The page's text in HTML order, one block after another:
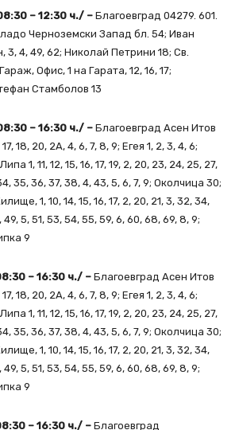
– 12:30 ч./ – Благоевград 04279. 601.
Черноземски Запад бл. 54; Иван
3, 4, 49, 62; Николай Петрини 18; Св.
Офис, 1 на Гарата, 12, 16, 17;
Стамболов 13
– 16:30 ч./ – Благоевград Асен Итов
17, 18, 20, 2А, 4, 6, 7, 8, 9; Егея 1, 2, 3, 4, 6;
1, 11, 12, 15, 16, 17, 19, 2, 20, 23, 24, 25, 27,
35, 36, 37, 38, 4, 43, 5, 6, 7, 9; Околчица 30;
1, 10, 14, 15, 16, 17, 2, 20, 21, 3, 32, 34,
5, 51, 53, 54, 55, 59, 6, 60, 68, 69, 8, 9;
9
– 16:30 ч./ – Благоевград Асен Итов
17, 18, 20, 2А, 4, 6, 7, 8, 9; Егея 1, 2, 3, 4, 6;
1, 11, 12, 15, 16, 17, 19, 2, 20, 23, 24, 25, 27,
35, 36, 37, 38, 4, 43, 5, 6, 7, 9; Околчица 30;
1, 10, 14, 15, 16, 17, 2, 20, 21, 3, 32, 34,
5, 51, 53, 54, 55, 59, 6, 60, 68, 69, 8, 9;
9
– 16:30 ч./ – Благоевград